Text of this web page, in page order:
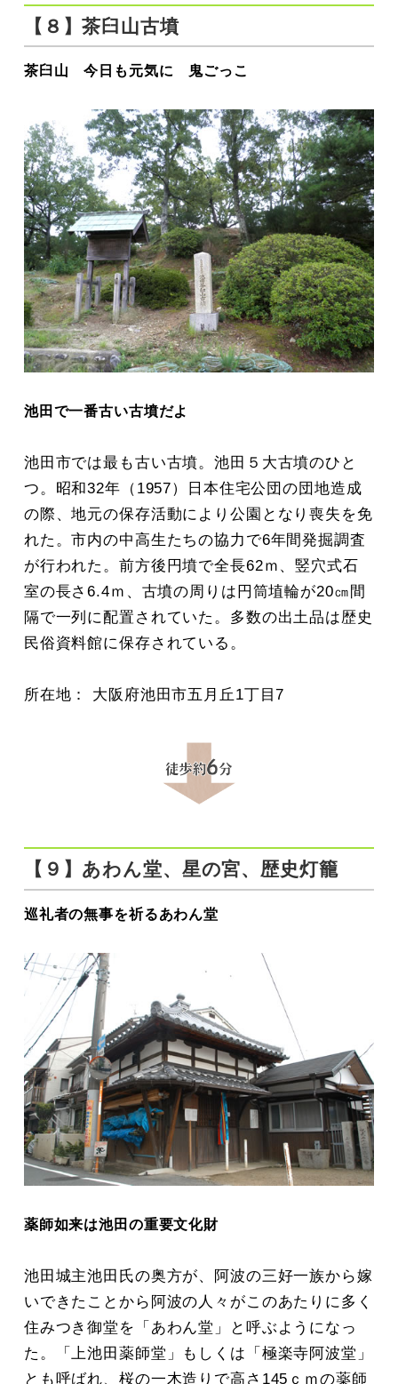
【８】茶臼山古墳
茶臼山 今日も元気に 鬼ごっこ
池田で一番古い古墳だよ
池田市では最も古い古墳。池田５大古墳のひと
つ。昭和32年（1957）日本住宅公団の団地造成
の際、地元の保存活動により公園となり喪失を免
れた。市内の中高生たちの協力で6年間発掘調査
が行われた。前方後円墳で全長62ｍ、竪穴式石
室の長さ6.4ｍ、古墳の周りは円筒埴輪が20㎝間
隔で一列に配置されていた。多数の出土品は歴史
民俗資料館に保存されている。
所在地： 大阪府池田市五月丘1丁目7
【９】あわん堂、星の宮、歴史灯籠
巡礼者の無事を祈るあわん堂
薬師如来は池田の重要文化財
池田城主池田氏の奥方が、阿波の三好一族から嫁
いできたことから阿波の人々がこのあたりに多く
住みつき御堂を「あわん堂」と呼ぶようになっ
た。「上池田薬師堂」もしくは「極楽寺阿波堂」
とも呼ばれ、桜の一木造りで高さ145ｃｍの薬師